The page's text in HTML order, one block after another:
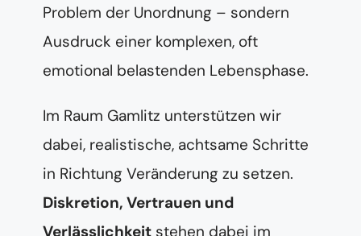
Problem der Unordnung – sondern
Ausdruck einer komplexen, oft
emotional belastenden Lebensphase.
Im Raum Gamlitz unterstützen wir
dabei, realistische, achtsame Schritte
in Richtung Veränderung zu setzen.
Diskretion, Vertrauen und
Verlässlichkeit stehen dabei im